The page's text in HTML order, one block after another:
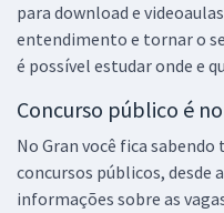
para download e
entendimento e tornar o
é possível estudar onde e
Concurso público é
No Gran você fica sabendo
concursos públicos, desde
informações sobre as